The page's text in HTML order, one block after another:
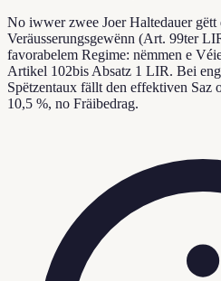
No iwwer zwee Joer Haltedauer gëtt
Veräusserungsgewënn (Art. 99ter
favorabelem Regime: nëmmen e
Artikel 102bis Absatz 1 LIR. Bei
Spëtzentaux fällt den effektiven Saz
10,5 %, no Fräibedrag.